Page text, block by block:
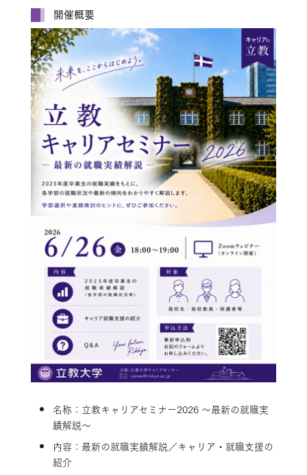
開催概要
名称：立教キャリアセミナー2026 ～最新の就職実
績解説～
内容：最新の就職実績解説／キャリア・就職支援の
紹介